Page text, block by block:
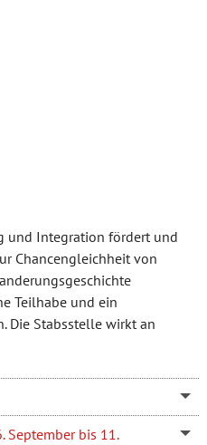
und Integration fördert und
Chancengleichheit von
Teilhabe und ein
Die Stabsstelle wirkt an
September bis 11.